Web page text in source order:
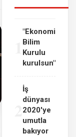
"Ekonomi
Bilim
Kurulu
kurulsun"
İş
dünyası
2020'ye
umutla
bakıyor